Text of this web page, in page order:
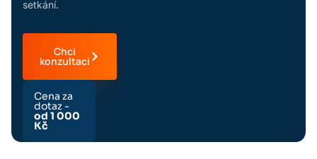
setkání.
Chci
konzultaci
Cena za
dotaz -
od 1 000
Kč